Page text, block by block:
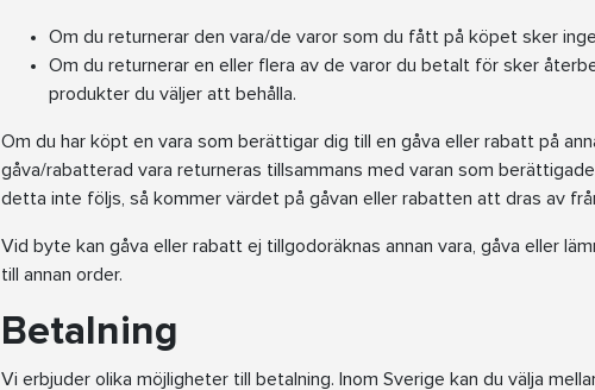
Om du returnerar den vara/de varor som du fått på köpet sker
Om du returnerar en eller flera av de varor du betalt för sker
produkter du väljer att behålla.
Om du har köpt en vara som berättigar dig till en gåva eller rabatt på
gåva/rabatterad vara returneras tillsammans med varan som
detta inte följs, så kommer värdet på gåvan eller rabatten att dras av
Vid byte kan gåva eller rabatt ej tillgodoräknas annan vara, gåva eller
till annan order.
Betalning
Vi erbjuder olika möjligheter till betalning. Inom Sverige kan du välja